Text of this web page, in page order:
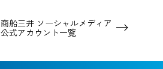
商船三井 ソーシャルメディア
公式アカウント一覧